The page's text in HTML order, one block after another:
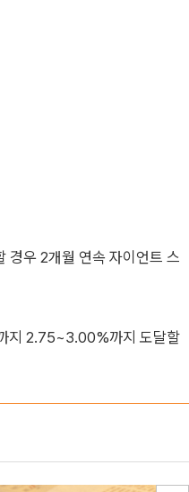
경우 2개월 연속 자이언트 스
지 2.75~3.00%까지 도달할